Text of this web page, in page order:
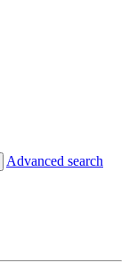
Advanced search